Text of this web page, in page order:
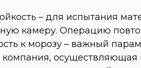
– для испытания
камеру. Операцию
к морозу – важный
осуществляющая